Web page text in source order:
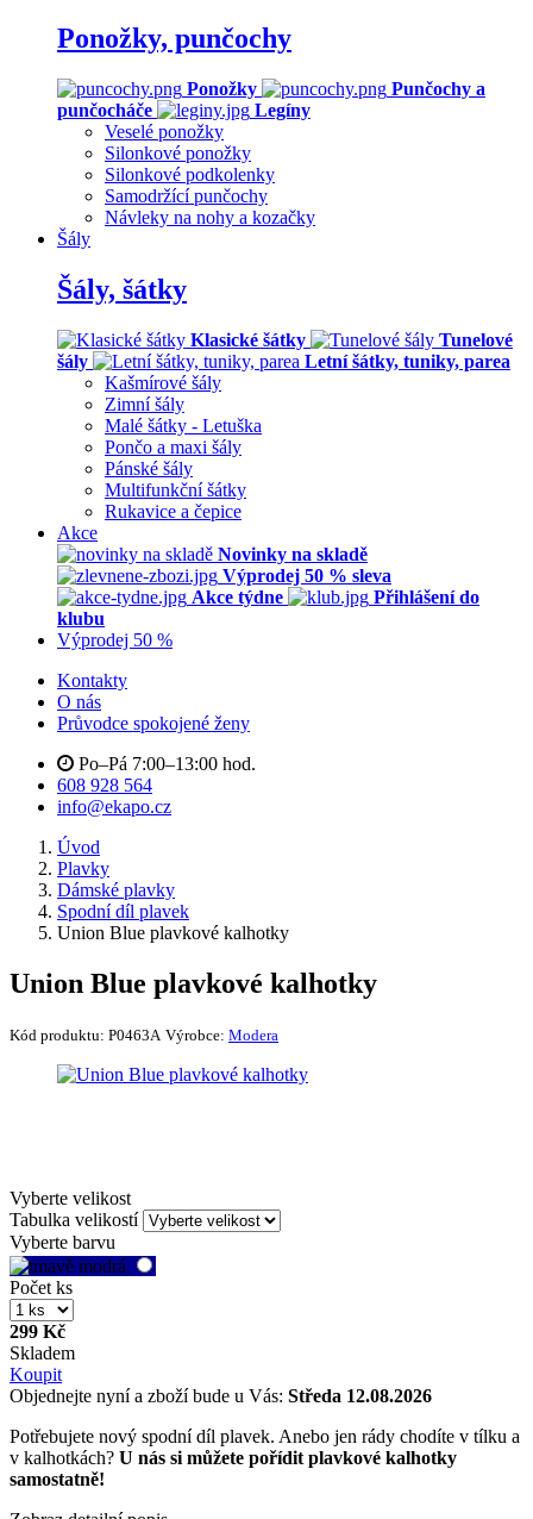
Ponožky, punčochy
Ponožky
Punčochy a
punčocháče
Legíny
Veselé ponožky
Silonkové ponožky
Silonkové podkolenky
Samodržící punčochy
Návleky na nohy a kozačky
Šály
Šály, šátky
Klasické šátky
Tunelové
šály
Letní šátky, tuniky, parea
Kašmírové šály
Zimní šály
Malé šátky - Letuška
Pončo a maxi šály
Pánské šály
Multifunkční šátky
Rukavice a čepice
Akce
Novinky na skladě
Výprodej 50 % sleva
Akce týdne
Přihlášení do
klubu
Výprodej 50 %
Kontakty
O nás
Průvodce spokojené ženy
Po–Pá 7:00–13:00 hod.
608 928 564
info@ekapo.cz
Úvod
Plavky
Dámské plavky
Spodní díl plavek
Union Blue plavkové kalhotky
Union Blue plavkové kalhotky
Kód produktu: P0463A Výrobce: Modera
Vyberte velikost
Tabulka velikostí
Vyberte barvu
Počet ks
299 Kč
Skladem
Koupit
Objednejte nyní a zboží bude u Vás: Středa 12.08.2026
Potřebujete nový spodní díl plavek. Anebo jen rády chodíte v tílku a
v kalhotkách? U nás si můžete pořídit plavkové kalhotky
samostatně!